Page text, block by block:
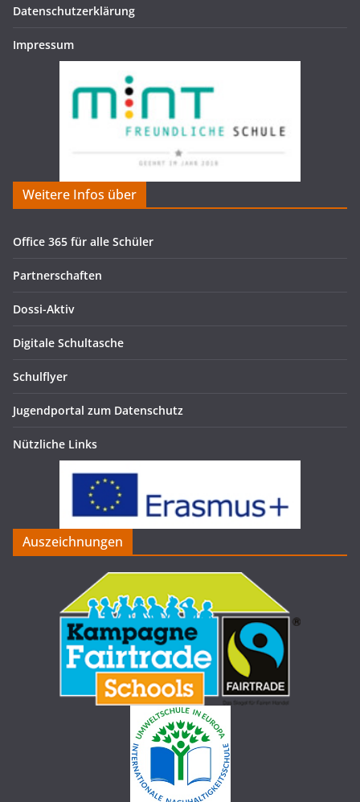
Datenschutzerklärung
Impressum
Weitere Infos über
Office 365 für alle Schüler
Partnerschaften
Dossi-Aktiv
Digitale Schultasche
Schulflyer
Jugendportal zum Datenschutz
Nützliche Links
Auszeichnungen